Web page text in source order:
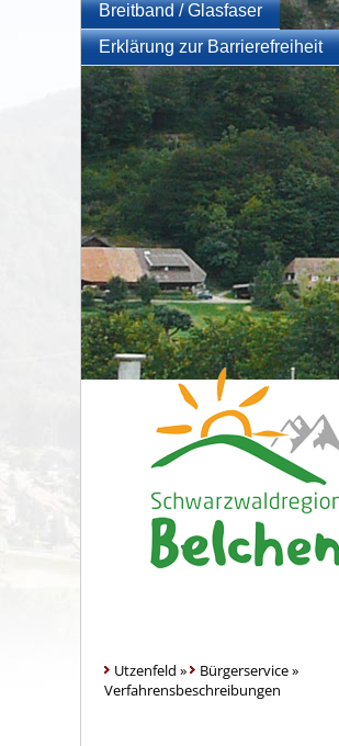
Breitband / Glasfaser
Erklärung zur Barrierefreiheit
Utzenfeld » Bürgerservice»
Verfahrensbeschreibungen